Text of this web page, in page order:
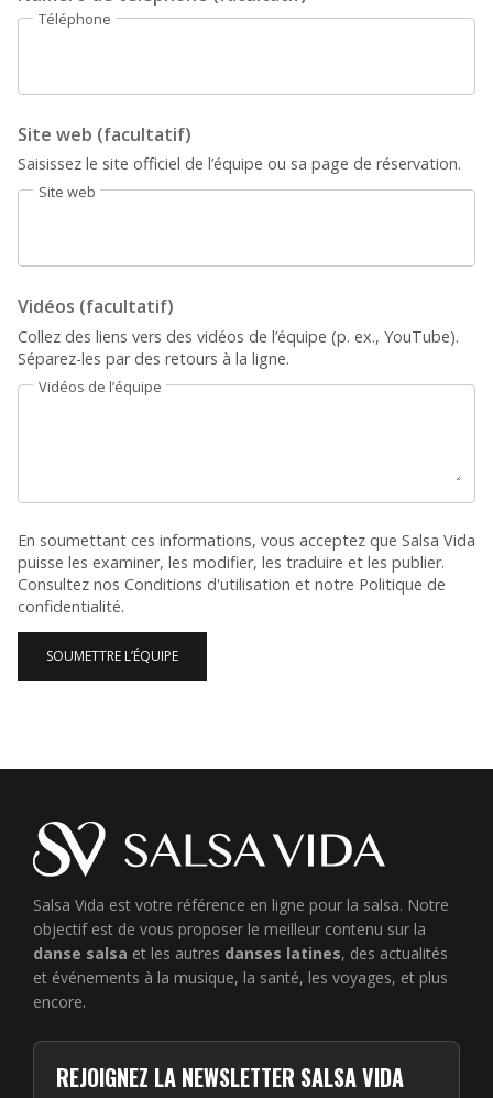
Téléphone
Site web (facultatif)
Saisissez le site officiel de l’équipe ou sa page de réservation.
Site web
Vidéos (facultatif)
Collez des liens vers des vidéos de l’équipe (p. ex., YouTube).
Séparez-les par des retours à la ligne.
Vidéos de l’équipe
En soumettant ces informations, vous acceptez que Salsa Vida
puisse les examiner, les modifier, les traduire et les publier.
Consultez nos Conditions d'utilisation et notre Politique de
confidentialité.
SOUMETTRE L’ÉQUIPE
Salsa Vida est votre référence en ligne pour la salsa. Notre
objectif est de vous proposer le meilleur contenu sur la
danse salsa et les autres danses latines, des actualités
et événements à la musique, la santé, les voyages, et plus
encore.
REJOIGNEZ LA NEWSLETTER SALSA VIDA